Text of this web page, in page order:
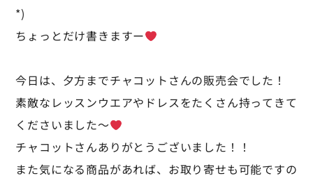
*)
ちょっとだけ書きますー
今日は、夕方までチャコットさんの販売会でした！
素敵なレッスンウエアやドレスをたくさん持ってきて
くださいました～
チャコットさんありがとうございました！！
また気になる商品があれば、お取り寄せも可能ですの